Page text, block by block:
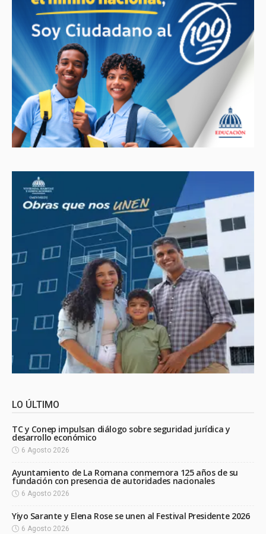
LO ÚLTIMO
TC y Conep impulsan diálogo sobre seguridad jurídica y
desarrollo económico
6 Agosto 2026
Ayuntamiento de La Romana conmemora 125 años de su
fundación con presencia de autoridades nacionales
6 Agosto 2026
Yiyo Sarante y Elena Rose se unen al Festival Presidente 2026
6 Agosto 2026